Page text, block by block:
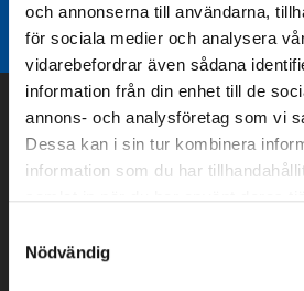
och annonserna till användarna,
för sociala medier och analysera
vidarebefordrar även sådana
information från din enhet till de
annons- och analysföretag som vi
Dessa kan i sin tur kombinera
information som du har
samlat in när du har använt deras
Nödvändig
Liknande produktgrupper